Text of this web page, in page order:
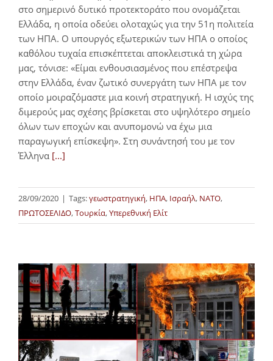
στο σημερινό δυτικό προτεκτοράτο που ονομάζεται
Ελλάδα, η οποία οδεύει ολοταχώς για την 51η πολιτεία
των ΗΠΑ. Ο υπουργός εξωτερικών των ΗΠΑ ο οποίος
καθόλου τυχαία επισκέπτεται αποκλειστικά τη χώρα
μας, τόνισε: «Είμαι ενθουσιασμένος που επέστρεψα
στην Ελλάδα, έναν ζωτικό συνεργάτη των ΗΠΑ με τον
οποίο μοιραζόμαστε μια κοινή στρατηγική. Η ισχύς της
διμερούς μας σχέσης βρίσκεται στο υψηλότερο σημείο
όλων των εποχών και ανυπομονώ να έχω μια
παραγωγική επίσκεψη». Στη συνάντησή του με τον
Έλληνα [...]
28/09/2020 | Tags:γεωστρατηγική, ΗΠΑ, Ισραήλ, ΝΑΤΟ,
ΠΡΩΤΟΣΕΛΙΔΟ,Τουρκία,Υπερεθνική Ελίτ